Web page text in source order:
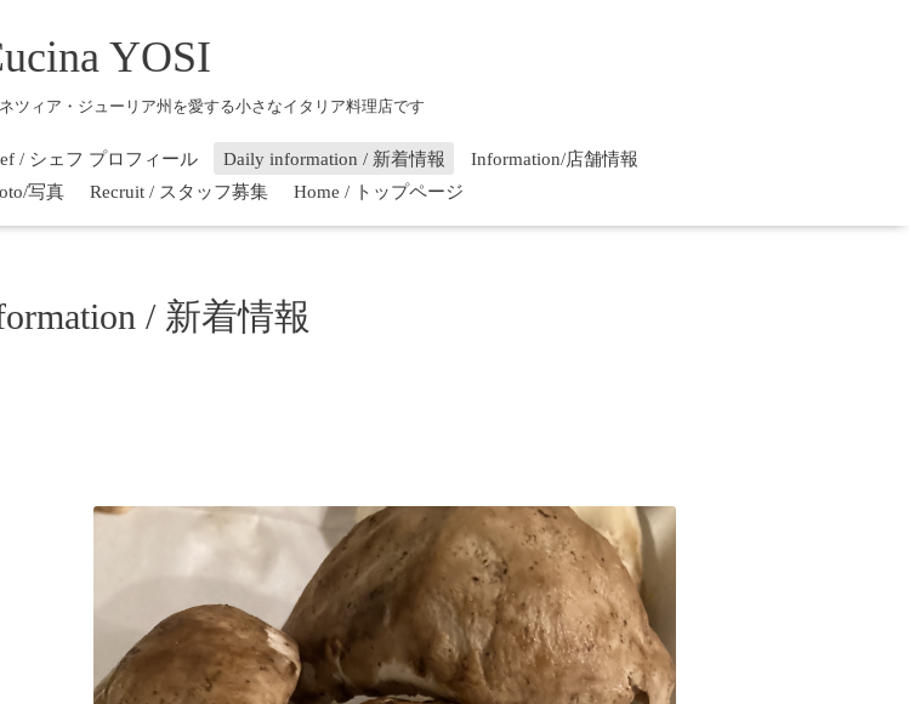
YOSI
ツィア・ジューリア州を愛する小さなイタリア料理店です
/ シェフ プロフィール Daily information / 新着情報
Information/店舗情報
写真 Recruit / スタッフ募集 Home / トップページ
/ 新着情報